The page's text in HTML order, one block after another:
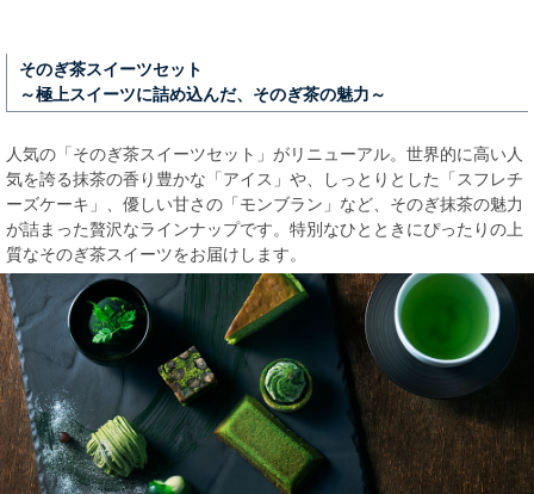
そのぎ茶スイーツセット
～極上スイーツに詰め込んだ、そのぎ茶の魅力～
人気の「そのぎ茶スイーツセット」がリニューアル。世界的に高い人
気を誇る抹茶の香り豊かな「アイス」や、しっとりとした「スフレチ
ーズケーキ」、優しい甘さの「モンブラン」など、そのぎ抹茶の魅力
が詰まった贅沢なラインナップです。特別なひとときにぴったりの上
質なそのぎ茶スイーツをお届けします。